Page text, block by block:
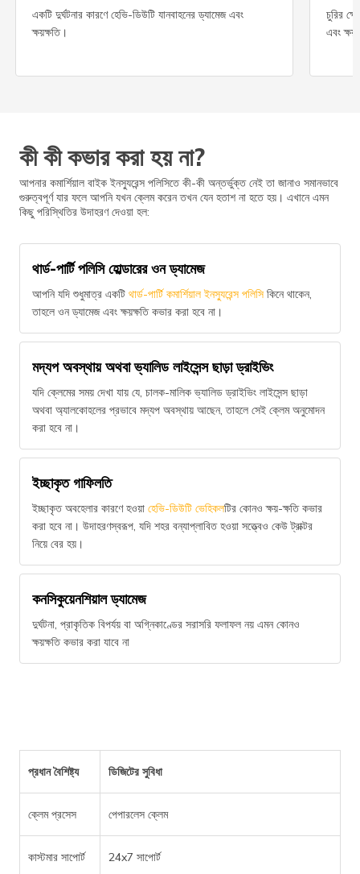
একটি দুর্ঘটনার কারণে হেভি-ডিউটি যানবাহনের ড্যামেজ এবং
ক্ষয়ক্ষতি।
চুরির
এবং
কী কী কভার করা হয় না?
আপনার কমার্শিয়াল বাইক ইনস্যুরেন্স পলিসিতে কী-কী অন্তর্ভুক্ত নেই তা জানাও সমানভাবে
গুরুত্বপূর্ণ যার ফলে আপনি যখন ক্লেম করেন তখন যেন হতাশ না হতে হয়। এখানে এমন
কিছু পরিস্থিতির উদাহরণ দেওয়া হল:
থার্ড-পার্টি পলিসি হোল্ডারের ওন ড্যামেজ
আপনি যদি শুধুমাত্র একটি থার্ড-পার্টি কমার্শিয়াল ইনস্যুরেন্স পলিসি কিনে থাকেন,
তাহলে ওন ড্যামেজ এবং ক্ষয়ক্ষতি কভার করা হবে না।
মদ্যপ অবস্থায় অথবা ভ্যালিড লাইসেন্স ছাড়া ড্রাইভিং
যদি ক্লেমের সময় দেখা যায় যে, চালক-মালিক ভ্যালিড ড্রাইভিং লাইসেন্স ছাড়া
অথবা অ্যালকোহলের প্রভাবে মদ্যপ অবস্থায় আছেন, তাহলে সেই ক্লেম অনুমোদন
করা হবে না।
ইচ্ছাকৃত গাফিলতি
ইচ্ছাকৃত অবহেলার কারণে হওয়া হেভি-ডিউটি ভেহিকলটির কোনও ক্ষয়-ক্ষতি কভার
করা হবে না। উদাহরণস্বরূপ, যদি শহর বন্যাপ্লাবিত হওয়া সত্ত্বেও কেউ ট্রাক্টর
নিয়ে বের হয়।
কনসিকুয়েনশিয়াল ড্যামেজ
দুর্ঘটনা, প্রাকৃতিক বিপর্যয় বা অগ্নিকাণ্ডের সরাসরি ফলাফল নয় এমন কোনও
ক্ষয়ক্ষতি কভার করা যাবে না
প্রধান বৈশিষ্ট্য ডিজিটের সুবিধা
ক্লেম প্রসেস পেপারলেস ক্লেম
কাস্টমার সাপোর্ট 24x7 সাপোর্ট